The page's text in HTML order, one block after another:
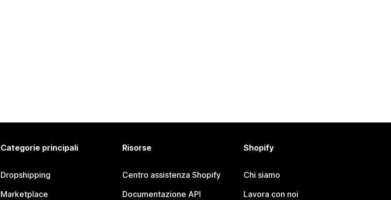
Categorie principali
Dropshipping
Marketplace
Risorse
Centro assistenza Shopify
Documentazione API
Shopify
Chi siamo
Lavora con noi